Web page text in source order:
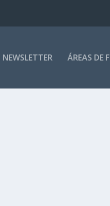
NEWSLETTER ÁREAS DE